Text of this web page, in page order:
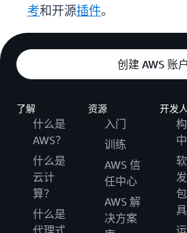
考和开源插件。
创建 AWS 账户
了解
什么是
AWS？
什么是
云计
算？
什么是
资源
入门
训练
AWS 信
任中心
AWS 解
决方案
开发
具